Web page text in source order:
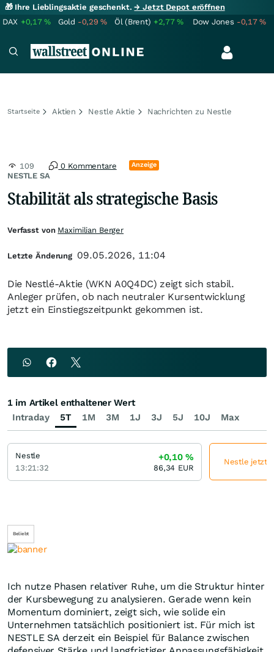
🎁 Ihre Lieblingsaktie geschenkt.→ Jetzt Depot eröffnen
DAX +0,17% Gold -0,29% Öl (Brent) +2,77% Dow Jones -0,17%
Startseite Aktien Nestle Aktie Nachrichten zu Nestle
NESTLE SA
109 0 Kommentare Anzeige
Stabilität als strategische Basis
Die Nestlé-Aktie (WKN A0Q4DC) zeigt sich stabil.
Anleger prüfen, ob nach neutraler Kursentwicklung
jetzt ein Einstiegszeitpunkt gekommen ist.
Beliebt
Ich nutze Phasen relativer Ruhe, um die Struktur hinter
der Kursbewegung zu analysieren. Gerade wenn kein
Momentum dominiert, zeigt sich, wie solide ein
Unternehmen tatsächlich positioniert ist. Für mich ist
NESTLE SA derzeit ein Beispiel für Balance zwischen
Verfasst von Maximilian Berger
Letzte Änderung 09.05.2026, 11:04
Intraday 5T 1M 3M 1J 3J 5J 10J Max
1 im Artikel enthaltener Wert
Nestle
13:21:32
+0,10%
86,34 EUR
Nestle jetzt